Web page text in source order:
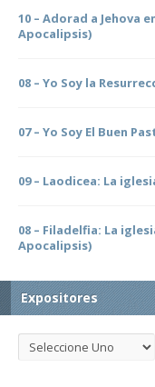
10 – Adorad a Jehova
Apocalipsis)
08 – Yo Soy la
07 – Yo Soy El Buen
09 – Laodicea: La
08 – Filadelfia: La
Apocalipsis)
Expositores